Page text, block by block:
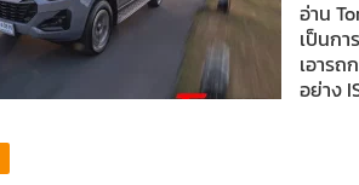
อ่าน
เป็นกา
เอารถ
อย่าง